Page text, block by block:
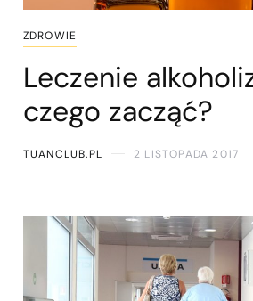
ZDROWIE
Leczenie
czego zacząć?
TUANCLUB.PL 2 LISTOPADA 2017